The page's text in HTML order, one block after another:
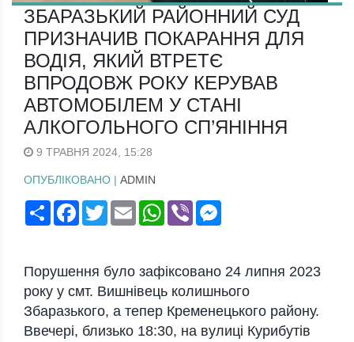
ЗБАРАЗЬКИЙ РАЙОННИЙ СУД
ПРИЗНАЧИВ ПОКАРАННЯ ДЛЯ
ВОДІЯ, ЯКИЙ ВТРЕТЄ
ВПРОДОВЖ РОКУ КЕРУВАВ
АВТОМОБІЛЕМ У СТАНІ
АЛКОГОЛЬНОГО СП’ЯНІННЯ
9 ТРАВНЯ 2024, 15:28
ОПУБЛІКОВАНО | ADMIN
ПоширитиFacebook
TwitterEmail WhatsApp
Viber
Порушення було зафіксовано 24 липня 2023
року у смт. Вишнівець колишнього
Збаразького, а тепер Кременецького району.
Ввечері, близько 18:30, на вулиці Курибутів